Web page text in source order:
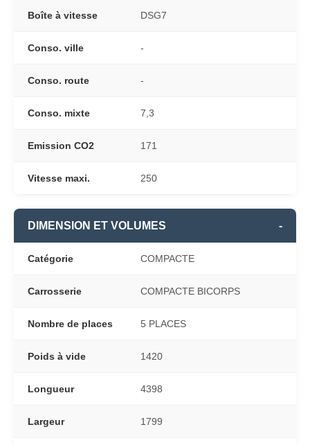
Boîte à vitesse DSG7
Conso. ville -
Conso. route -
Conso. mixte 7,3
Emission CO2 171
Vitesse maxi. 250
DIMENSION ET VOLUMES -
Catégorie COMPACTE
Carrosserie COMPACTE BICORPS
Nombre de places 5 PLACES
Poids à vide 1420
Longueur 4398
Largeur 1799